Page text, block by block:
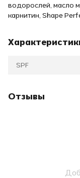
водорослей, масло
карнитин, Shape
SPF
Отзывы